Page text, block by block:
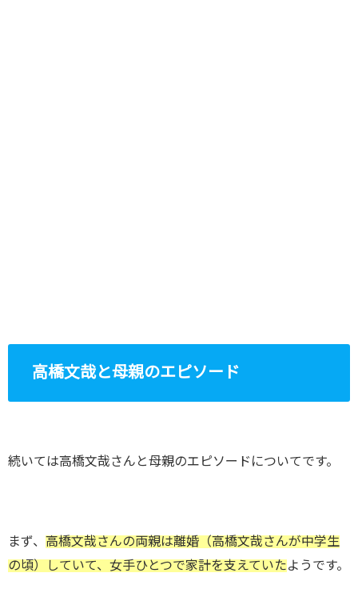
高橋文哉と母親のエピソード
続いては高橋文哉さんと母親のエピソードについてです。
まず、 高橋文哉さんの両親は離婚（高橋文哉さんが中学生
の頃）していて、女手ひとつで家計を支えていたようです。